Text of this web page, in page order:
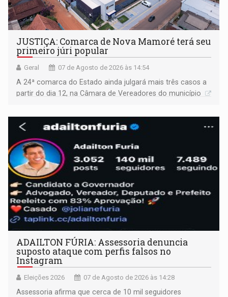
JUSTIÇA: Comarca de Nova Mamoré terá seu
primeiro júri popular
Geral 07 de Agosto de 2026 às 14:54
A 24ª comarca do Estado ainda julgará mais três casos a
partir do dia 12, na Câmara de Vereadores do município
ADAILTON FÚRIA: Assessoria denuncia
suposto ataque com perfis falsos no
Instagram
Eleições 2026 07 de Agosto de 2026 às 14:28
Assessoria afirma que cerca de 10 mil seguidores